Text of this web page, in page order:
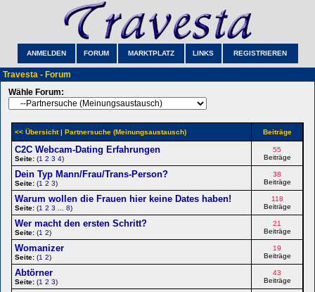
ANMELDEN FORUM MARKTPLATZ LINKS REGISTRIEREN
Travesta - Forum
Wähle Forum:
<< Übersicht| Partnersuche (Meinungsaustausch) Beiträge
C2C Webcam-Dating Erfahrungen
Seite: (1 2 3 4)
55
Beiträge
Dein Typ Mann/Frau/Trans-Person?
Seite: (1 2 3)
38
Beiträge
Warum wollen die Frauen hier keine Dates haben!
Seite: (1 2 3 8)
118
Beiträge
Wer macht den ersten Schritt?
Seite: (1 2)
21
Beiträge
Womanizer
Seite: (1 2)
19
Beiträge
Abtörner
Seite: (1 2 3)
43
Beiträge